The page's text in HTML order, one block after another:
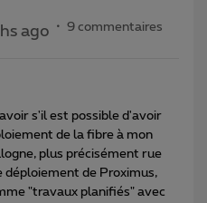
ago 9 commentaires
s'il est possible d'avoir
de la fibre à mon
plus précisément rue
de Proximus,
"travaux planifiés" avec